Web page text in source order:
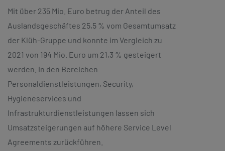
Mit über 235 Mio. Euro betrug der Anteil des
Auslandsgeschäftes 25,5 % vom Gesamtumsatz
der Klüh-Gruppe und konnte im Vergleich zu
2021 von 194 Mio. Euro um 21,3 % gesteigert
werden. In den Bereichen
Personaldienstleistungen, Security,
Hygieneservices und
Infrastrukturdienstleistungen lassen sich
Umsatzsteigerungen auf höhere Service Level
Agreements zurückführen.